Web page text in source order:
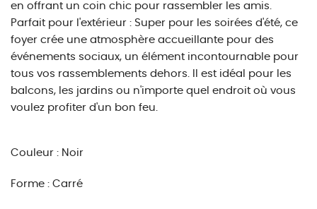
en offrant un coin chic pour rassembler les amis.
Parfait pour l'extérieur : Super pour les soirées d'été, ce
foyer crée une atmosphère accueillante pour des
événements sociaux, un élément incontournable pour
tous vos rassemblements dehors. Il est idéal pour les
balcons, les jardins ou n'importe quel endroit où vous
voulez profiter d'un bon feu.
Couleur : Noir
Forme : Carré